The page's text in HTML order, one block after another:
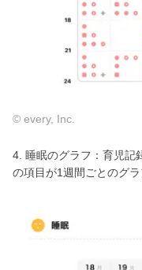
© every, Inc.
4. 睡眠のグラフ：育児記
の項目が1週間ごとのグラ